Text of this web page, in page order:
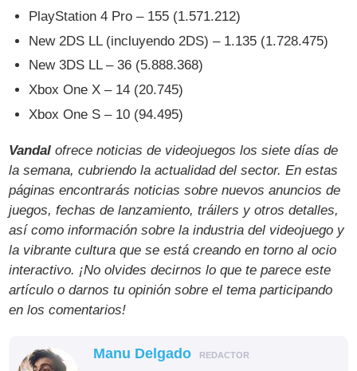
PlayStation 4 Pro – 155 (1.571.212)
New 2DS LL (incluyendo 2DS) – 1.135 (1.728.475)
New 3DS LL – 36 (5.888.368)
Xbox One X – 14 (20.745)
Xbox One S – 10 (94.495)
Vandal ofrece noticias de videojuegos los siete días de
la semana, cubriendo la actualidad del sector. En estas
páginas encontrarás noticias sobre nuevos anuncios de
juegos, fechas de lanzamiento, tráilers y otros detalles,
así como información sobre la industria del videojuego y
la vibrante cultura que se está creando en torno al ocio
interactivo. ¡No olvides decirnos lo que te parece este
artículo o darnos tu opinión sobre el tema participando
en los comentarios!
Manu Delgado REDACTOR